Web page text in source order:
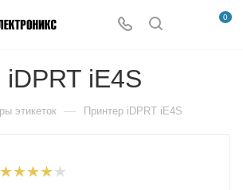
0
iE4S
этикеток — Принтер iDPRT iE4S